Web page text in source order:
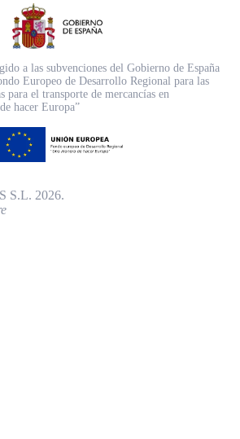
a las subvenciones del Gobierno de España
Europeo de Desarrollo Regional para las
para el transporte de mercancías en
hacer Europa”
S.L. 2026.